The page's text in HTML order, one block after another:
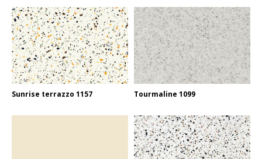
Sunrise terrazzo 1157 Tourmaline 1099